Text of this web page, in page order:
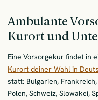
Ambulante
Kurort und
Eine Vorsorgekur findet in
Kurort deiner Wahl in
statt: Bulgarien,
Polen, Schweiz, Slowakei,